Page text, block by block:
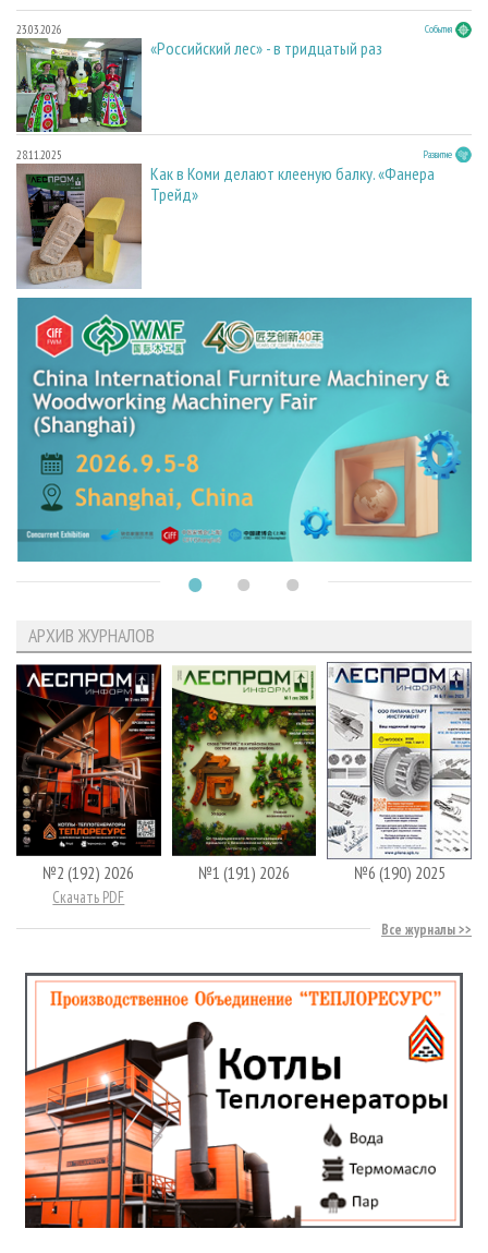
23.03.2026 События
«Российский лес» - в тридцатый раз
28.11.2025 Развитие
Как в Коми делают клееную балку. «Фанера
Трейд»
АРХИВ ЖУРНАЛОВ
№2 (192) 2026
Скачать PDF
№1 (191) 2026 №6 (190) 2025
Все журналы